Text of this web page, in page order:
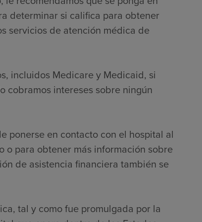
determinar si califica para obtener
servicios de atención médica de
incluidos Medicare y Medicaid, si
cobramos intereses sobre ningún
ponerse en contacto con el hospital al
o para obtener más información sobre
de asistencia financiera también se
tal y como fue promulgada por la